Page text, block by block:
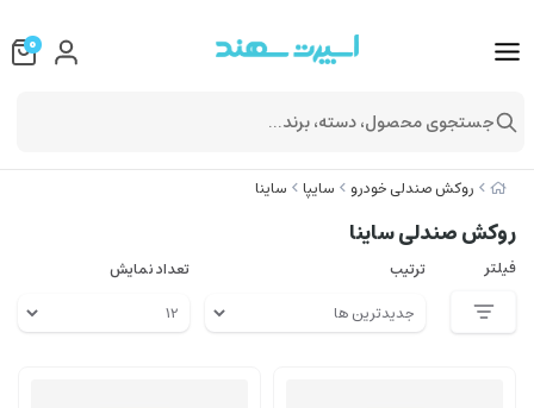
روکش صندلی خودرو سایپا ساینا
روکش صندلی ساینا
فیلتر ترتیب تعداد نمایش
0
جستجوی محصول، دسته، برند...